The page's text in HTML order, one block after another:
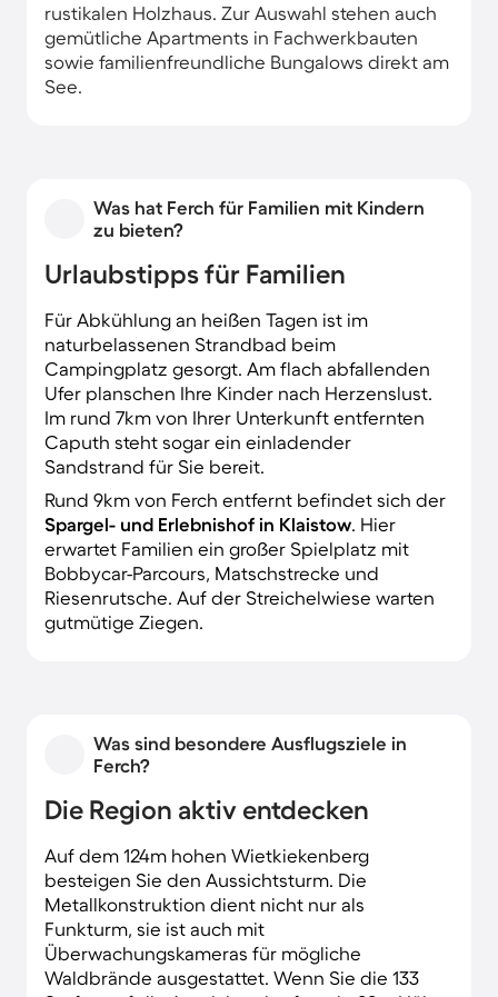
rustikalen Holzhaus. Zur Auswahl stehen auch
gemütliche Apartments in Fachwerkbauten
sowie familienfreundliche Bungalows direkt am
See.
Was hat Ferch für Familien mit Kindern
zu bieten?
Urlaubstipps für Familien
Für Abkühlung an heißen Tagen ist im
naturbelassenen Strandbad beim
Campingplatz gesorgt. Am flach abfallenden
Ufer planschen Ihre Kinder nach Herzenslust.
Im rund 7km von Ihrer Unterkunft entfernten
Caputh steht sogar ein einladender
Sandstrand für Sie bereit.
Rund 9km von Ferch entfernt befindet sich der
Spargel- und Erlebnishof in Klaistow. Hier
erwartet Familien ein großer Spielplatz mit
Bobbycar-Parcours, Matschstrecke und
Riesenrutsche. Auf der Streichelwiese warten
gutmütige Ziegen.
Was sind besondere Ausflugsziele in
Ferch?
Die Region aktiv entdecken
Auf dem 124m hohen Wietkiekenberg
besteigen Sie den Aussichtsturm. Die
Metallkonstruktion dient nicht nur als
Funkturm, sie ist auch mit
Überwachungskameras für mögliche
Waldbrände ausgestattet. Wenn Sie die 133